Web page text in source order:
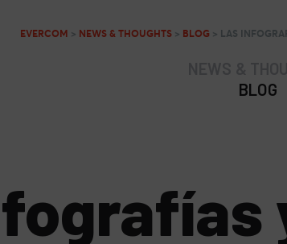
EVERCOM > NEWS & THOUGHTS > BLOG > LAS
BLOG